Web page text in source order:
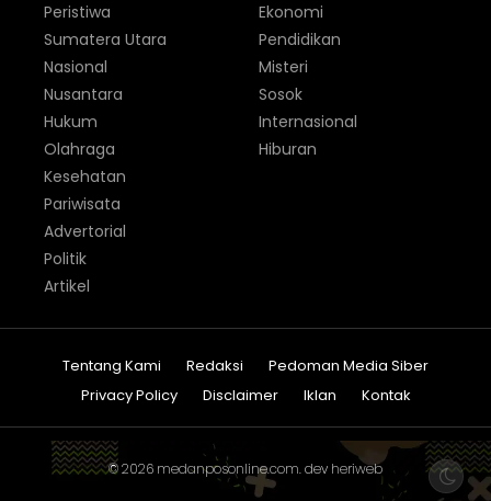
Peristiwa
Sumatera Utara
Nasional
Nusantara
Hukum
Olahraga
Ekonomi
Pendidikan
Misteri
Sosok
Internasional
Hiburan
Kesehatan
Pariwisata
Advertorial
Politik
Artikel
Tentang Kami Redaksi
Pedoman Media Siber
Privacy Policy
Disclaimer Iklan Kontak
© 2026 medanposonline.com. dev heriweb